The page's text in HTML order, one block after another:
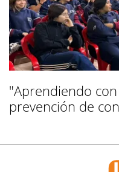
"Aprendiendo
prevención de